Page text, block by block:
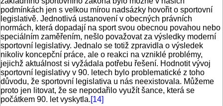
podmínkách jen s velkou mírou nadsázky hovořit o sportovní
legislativě. Jednotlivá ustanovení v obecných právních
normách, která dopadají na sport svou obecnou povahou nebo
speciálním zaměřením, nešlo považovat za výsledky moderní
sportovní legislativy. Jednalo se totiž zpravidla o výsledek
nikoliv koncepční práce, ale o reakci na vzniklé problémy,
jejichž aktuálnost si vyžádala potřebu řešení. Hodnotit vývoj
sportovní legislativy v 90. letech bylo problematické z toho
důvodu, že sportovní legislativa u nás neexistovala. Můžeme
proto jen litovat, že se nepodařilo využít šance, která se
počátkem 90. let vyskytla.[14]